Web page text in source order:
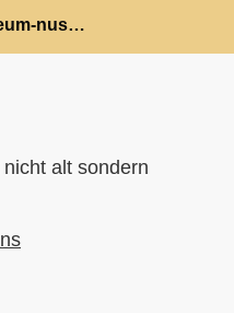
altewelt-museum-nussbach
alt sondern